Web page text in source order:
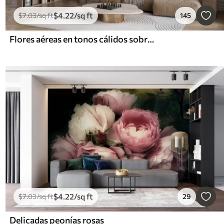
$7.03/sq ft$4.22/sq ft 145
Flores aéreas en tonos cálidos sobre un fondo de trazos de hojas
$7.03/sq ft$4.22/sq ft 29
Delicadas peonías rosas